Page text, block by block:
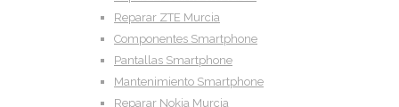
Reparar ZTE Murcia
Componentes Smartphone
Pantallas Smartphone
Mantenimiento Smartphone
Reparar Nokia Murcia